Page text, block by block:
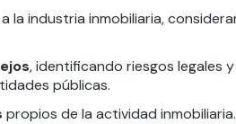
la industria inmobiliaria,
, identificando riesgos legales
públicas.
propios de la actividad inmobiliaria.